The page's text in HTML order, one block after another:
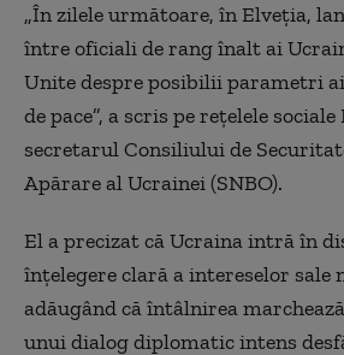
„În zilele următoare, în Elveția,
între oficiali de rang înalt ai
Unite despre posibilii parametri
de pace”, a scris pe rețelele
secretarul Consiliului de
Apărare al Ucrainei (SNBO).
El a precizat că Ucraina intră în
înțelegere clară a intereselor sale
adăugând că întâlnirea
unui dialog diplomatic intens